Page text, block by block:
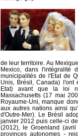
de leur territoire. Au
Mexico, dans l'intégralité
municipalités de l'Etat de
Unis, Brésil, Canada) l'ont
Etat) avant que la loi
Massachusetts (17 mai
Royaume-Uni, manque
aux autres nations ainsi
d'Outre-Mer). Le Brésil
janvier 2012 puis celle-ci
(2012), le Groenland
provinces autonomes -